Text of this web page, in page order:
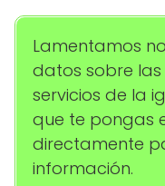
Lamentamos
datos sobre las
servicios de la
que te pongas
directamente
información.